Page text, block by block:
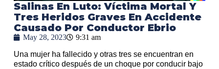
Salinas En Luto: Víctima Mortal Y
Tres Heridos Graves En Accidente
Causado Por Conductor Ebrio
May 28, 2023 9:31 am
Una mujer ha fallecido y otras tres se encuentran en
estado crítico después de un choque por conducir bajo